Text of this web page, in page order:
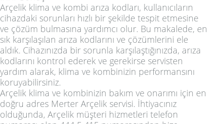
Arçelik klima ve kombi arıza kodları, kullanıcıların
cihazdaki sorunları hızlı bir şekilde tespit etmesine
ve çözüm bulmasına yardımcı olur. Bu makalede, en
sık karşılaşılan arıza kodlarını ve çözümlerini ele
aldık. Cihazınızda bir sorunla karşılaştığınızda, arıza
kodlarını kontrol ederek ve gerekirse servisten
yardım alarak, klima ve kombinizin performansını
koruyabilirsiniz.
Arçelik klima ve kombinizin bakım ve onarımı için en
doğru adres Merter Arçelik servisi. İhtiyacınız
olduğunda, Arçelik müşteri hizmetleri telefon